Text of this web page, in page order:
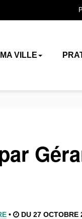
MA VILLE
•
DU 27 OCTOBRE